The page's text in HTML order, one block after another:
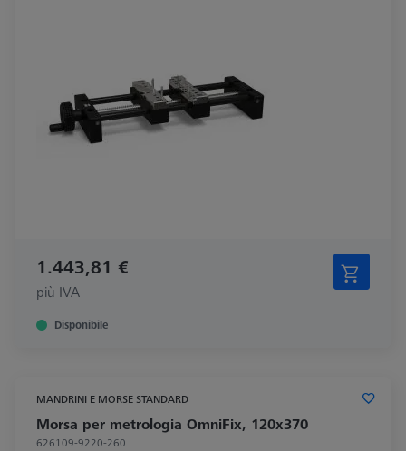
1.443,81 €
più IVA
Disponibile
MANDRINI E MORSE STANDARD
Morsa per metrologia OmniFix, 120x370
626109-9220-260